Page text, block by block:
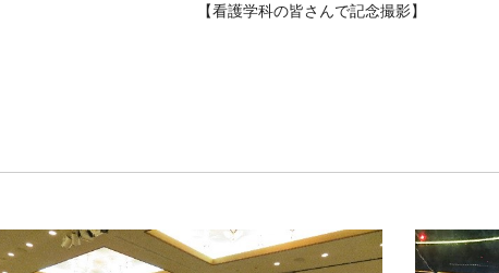
【看護学科の皆さんで記念撮影】